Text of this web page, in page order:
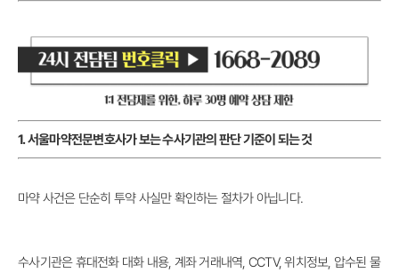
1. 서울마약전문변호사가 보는 수사기관의 판단 기준이 되는 것
마약 사건은 단순히 투약 사실만 확인하는 절차가 아닙니다.
수사기관은 휴대전화 대화 내용, 계좌 거래내역, CCTV, 위치정보, 압수된 물